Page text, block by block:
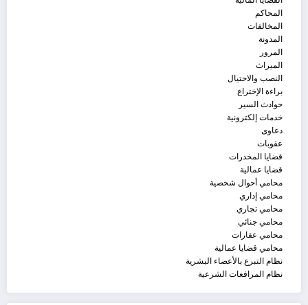
المحاكم
المخالفات
المدونة
المرور
الميراث
النصب والاحتيال
براءة الإختراع
حوادث السير
خدمات إلكترونية
دعاوى
عقوبات
قضايا المخدرات
قضايا عمالية
محامي أحوال شخصية
محامي إداري
محامي تجاري
محامي جنائي
محامي عقارات
محامي قضايا عمالية
نظام التبرع بالأعضاء البشرية
نظام المرافعات الشرعية